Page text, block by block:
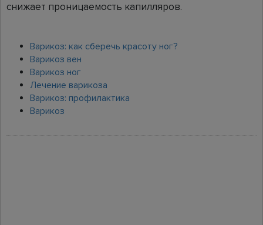
снижает проницаемость капилляров.
Варикоз: как сберечь красоту ног?
Варикоз вен
Варикоз ног
Лечение варикоза
Варикоз: профилактика
Варикоз